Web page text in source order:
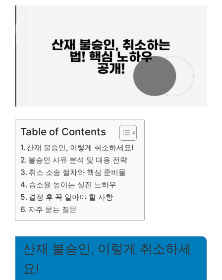
Table of Contents
산재 불승인, 이렇게 취소하세요!
불승인 사유 분석 및 대응 전략
취소 소송 절차와 핵심 준비물
승소율 높이는 실전 노하우
결정 후 꼭 알아야 할 사항
자주 묻는 질문
산재 불승인, 이렇게 취소하세
요!